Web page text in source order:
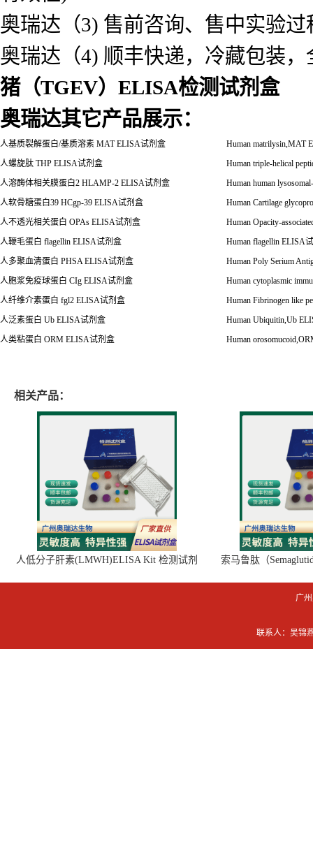
奥瑞达（3) 售前咨询、售中实验
奥瑞达（4) 顺丰快递，冷藏包装，
猪（TGEV）ELISA检测试剂盒
奥瑞达其它产品展示：
人基质裂解蛋白/基质溶素 MAT ELISA试剂盒
Human matrilysin,MAT
人螺旋肽 THP ELISA试剂盒
Human triple-helical
人溶酶体相关膜蛋白2 HLAMP-2 ELISA试剂盒
Human human
人软骨糖蛋白39 HCgp-39 ELISA试剂盒
Human Cartilage
人不透光相关蛋白 OPAs ELISA试剂盒
Human Opacity-
人鞭毛蛋白 flagellin ELISA试剂盒 Human flagellin ELISA
人多聚血清蛋白 PHSA ELISA试剂盒
Human Poly Serium
人胞浆免疫球蛋白 CIg ELISA试剂盒
Human cytoplasmic
人纤维介素蛋白 fgl2 ELISA试剂盒
Human Fibrinogen like
人泛素蛋白 Ub ELISA试剂盒
Human Ubiquitin,Ub
人类粘蛋白 ORM ELISA试剂盒 Human
相关产品：
人低分子肝素(LMWH)ELISA Kit 检测试剂
索马鲁肽（
广
联系人：吴锦